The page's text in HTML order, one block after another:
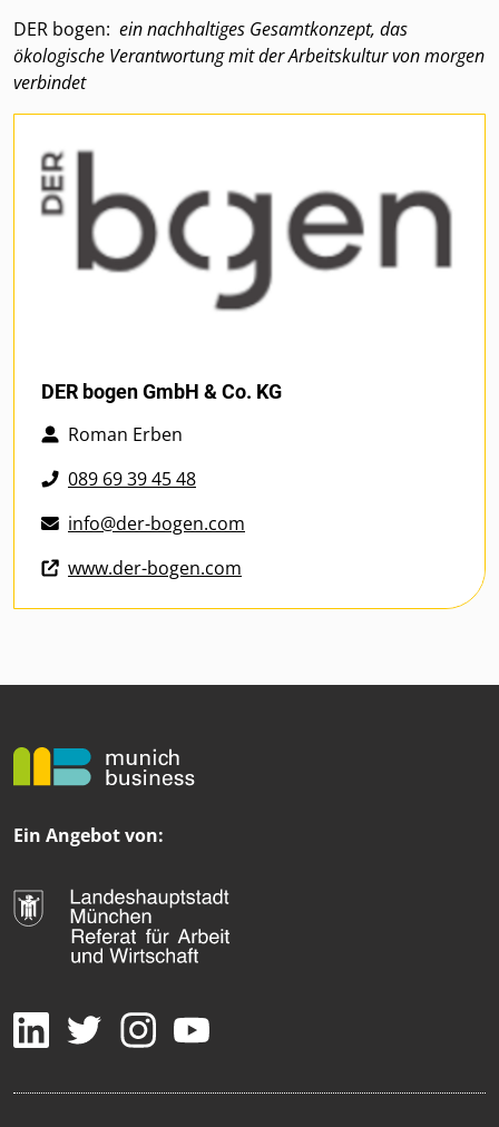
DER bogen: ein nachhaltiges Gesamtkonzept, das
ökologische Verantwortung mit der Arbeitskultur von morgen
verbindet
DER bogen GmbH & Co. KG
Roman Erben
089 69 39 45 48
info@der-bogen.com
www.der-bogen.com
Ein Angebot von: